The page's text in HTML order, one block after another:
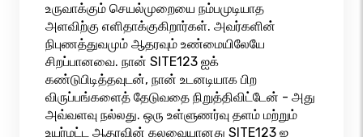
உருவாக்கும் செயல்முறையை நம்பமுடியாத
அளவிற்கு எளிதாக்குகிறார்கள். அவர்களின்
நிபுணத்துவமும் ஆதரவும் உண்மையிலேயே
சிறப்பானவை. நான் SITE123 ஐக்
கண்டுபிடித்தவுடன், நான் உடனடியாக பிற
விருப்பங்களைத் தேடுவதை நிறுத்திவிட்டேன் - அது
அவ்வளவு நல்லது. ஒரு உள்ளுணர்வு தளம் மற்றும்
உயர்மட்ட ஆதரவின் கலவையானது SITE123 ஐ